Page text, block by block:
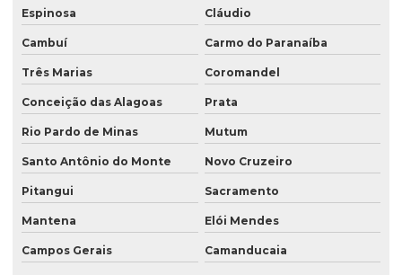
Espinosa Cláudio
Cambuí Carmo do Paranaíba
Três Marias Coromandel
Conceição das Alagoas Prata
Rio Pardo de Minas Mutum
Santo Antônio do Monte Novo Cruzeiro
Pitangui Sacramento
Mantena Elói Mendes
Campos Gerais Camanducaia